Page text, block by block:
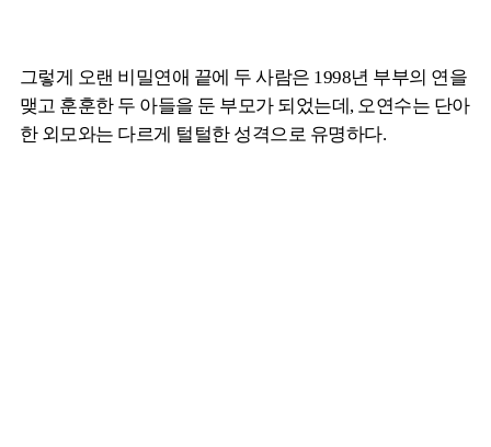
그렇게 오랜 비밀연애 끝에 두 사람은 1998년 부부의 연을
맺고 훈훈한 두 아들을 둔 부모가 되었는데, 오연수는 단아
한 외모와는 다르게 털털한 성격으로 유명하다.